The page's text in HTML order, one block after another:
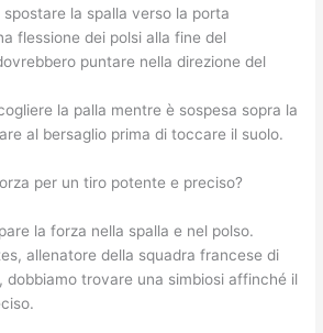
la spalla verso la porta
flessione dei polsi alla fine del
puntare nella direzione del
la palla mentre è sospesa sopra la
al bersaglio prima di toccare il suolo.
per un tiro potente e preciso?
la forza nella spalla e nel polso.
allenatore della squadra francese di
dobbiamo trovare una simbiosi affinché il